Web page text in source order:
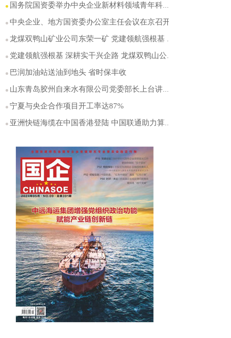
国务院国资委举办中央企业新材料领域青年科技领军人才特训班
中央企业、地方国资委办公室主任会议在京召开
龙煤双鸭山矿业公司东荣一矿 党建领航强根基 奋楫笃行谱新篇
党建领航强根基 深耕实干兴企路 龙煤双鸭山公司党委以高质量党建引领企业奋进新征程
巴润加油站送油到地头 省时保丰收
山东青岛胶州自来水有限公司党委部长上台讲业务 能力作风双提升
宁夏与央企合作项目开工率达87%
亚洲快链海缆在中国香港登陆 中国联通助力算力出海